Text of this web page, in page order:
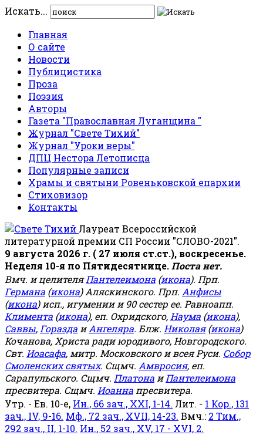
Искать...
Главная
О сайте
Новости
Публицистика
Проза
Поэзия
Авторы
Газета "Православная Луганщина "
Журнал "Свете Тихий"
Журнал "Уроки веры"
ДПЦ Нестора Летописца
Популярные записи
Храмы и святыни Ровеньковской епархии
Стиховизор
Контакты
Лауреат Всероссийской
литературной премии СП России "СЛОВО-2021".
9 августа 2026 г. ( 27 июля ст.ст.), воскресенье.
Неделя 10-я по Пятидесятнице. Поста нет.
Вмч. и целителяПантелеимона (икона). Прп.
Германа (икона) Аляскинского. Прп. Анфисы
(икона) исп., игумении и 90 сестер ее. Равноапп.
Климента (икона), еп. Охридского, Наума (икона),
Саввы, Горазда иАнгеляра. Блж. Николая(икона)
Кочанова, Христа ради юродивого, Новгородского.
Свт. Иоасафа, митр. Московского и всея Руси. Собор
Смоленских святых. Сщмч. Амвросия, еп.
Сарапульского. Сщмч. Платона иПантелеимона
пресвитера. Сщмч. Иоанна пресвитера.
Утр. - Ев. 10-е, Ин., 66 зач., XXI, 1-14. Лит. - 1 Кор., 131
зач., IV, 9-16. Мф., 72 зач., XVII, 14-23. Вмч.: 2 Тим.,
292 зач., II, 1-10. Ин., 52 зач., XV, 17 - XVI, 2.